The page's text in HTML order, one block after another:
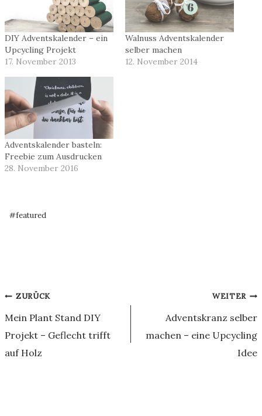
DIY Adventskalender – ein
Upcycling Projekt
17. November 2013
Walnuss Adventskalender
selber machen
12. November 2014
Adventskalender basteln:
Freebie zum Ausdrucken
28. November 2016
Schlagworte:
#featured
Beitragsnavigation
ZURÜCK
Mein Plant Stand DIY
Projekt – Geflecht trifft
auf Holz
WEITER
Adventskranz selber
machen – eine Upcycling
Idee